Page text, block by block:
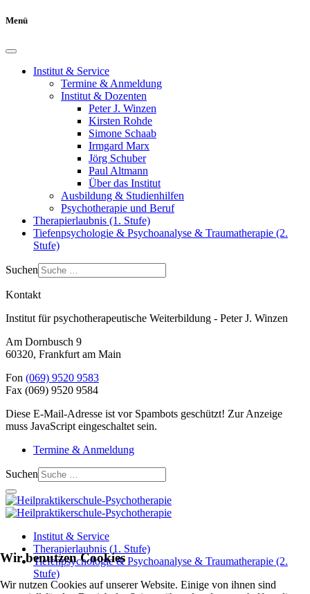
Menü
Institut & Service
Termine & Anmeldung
Institut & Dozenten
Peter J. Winzen
Kirsten Rohde
Simone Schaab
Irmgard Marx
Jörg Schuber
Paul Altmann
Über das Institut
Ausbildung & Studienhilfen
Psychotherapie und Beruf
Therapierlaubnis (1. Stufe)
Tiefenpsychologie & Psychoanalyse & Traumatherapie (2.
Stufe)
Suchen
Kontakt
Institut für psychotherapeutische Weiterbildung - Peter J. Winzen
Am Dornbusch 9
60320, Frankfurt am Main
Fon (069) 9520 9583
Fax (069) 9520 9584
Diese E-Mail-Adresse ist vor Spambots geschützt! Zur Anzeige
muss JavaScript eingeschaltet sein.
Termine & Anmeldung
Suchen
Institut & Service
Therapierlaubnis (1. Stufe)
Tiefenpsychologie & Psychoanalyse & Traumatherapie (2.
Stufe)
Wir benutzen Cookies
Wir nutzen Cookies auf unserer Website. Einige von ihnen sind